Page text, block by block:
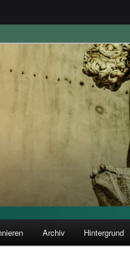
und Forschung
Archiv Hintergrund